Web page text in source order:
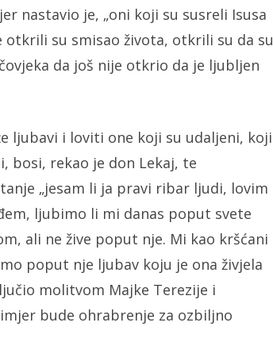
nastavio je, „oni koji su susreli Isusa
otkrili su smisao života, otkrili su da su
da još nije otkrio da je ljubljen
ljubavi i loviti one koji su udaljeni, koji
bosi, rekao je don Lekaj, te
„jesam li ja pravi ribar ljudi, lovim
ljubimo li mi danas poput svete
ali ne žive poput nje. Mi kao kršćani
poput nje ljubav koju je ona živjela
molitvom Majke Terezije i
bude ohrabrenje za ozbiljno